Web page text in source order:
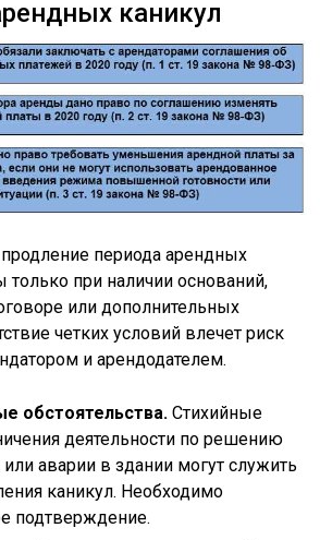
каникул
периода арендных
при наличии оснований,
или дополнительных
четких условий влечет риск
и арендодателем.
обстоятельства. Стихийные
деятельности по решению
или аварии в здании могут служить
каникул. Необходимо
подтверждение.